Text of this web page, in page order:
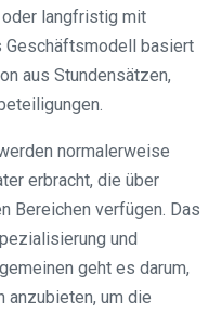
langfristig mit
Geschäftsmodell basiert
aus Stundensätzen,
normalerweise
erbracht, die über
Bereichen verfügen. Das
und
geht es darum,
anzubieten, um die